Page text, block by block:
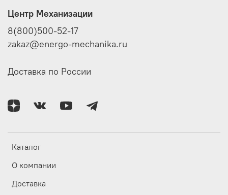
Каталог
О компании
Доставка
Центр Механизации
8(800)500-52-17
zakaz@energo-mechanika.ru
Доставка по России